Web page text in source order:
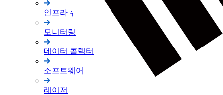
인프라 유지 관리
모니터링
데이터 콜렉터
소프트웨어
레이저